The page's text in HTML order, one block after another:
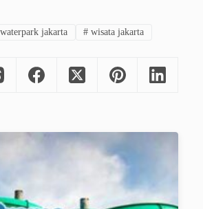
jakarta # wisata jakarta